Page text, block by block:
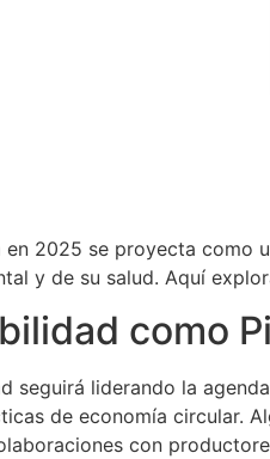
en 2025 se proyecta como
y de su salud. Aquí
como
seguirá liderando la
de economía circular.
con